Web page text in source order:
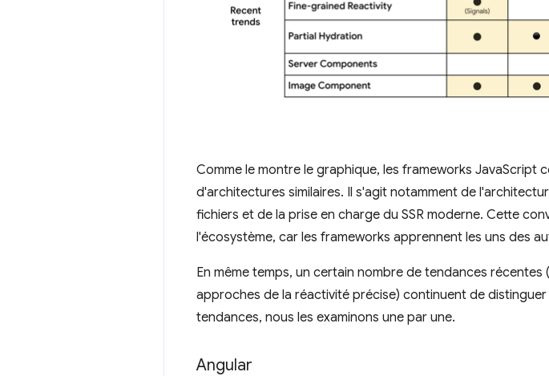
Comme le montre le graphique, les frameworks
d'architectures similaires. Il s'agit notamment de
fichiers et de la prise en charge du SSR moderne. Cette
l'écosystème, car les frameworks apprennent les uns des
En même temps, un certain nombre de tendances
approches de la réactivité précise) continuent de
tendances, nous les examinons une par une.
Angular